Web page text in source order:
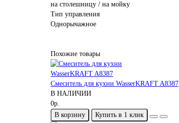
на столешницу / на мойку
Тип управления
Однорычажное
Похожие товары
Смеситель для кухни WasserKRAFT A8387
В НАЛИЧИИ
0р.
В корзину
Купить в 1 клик